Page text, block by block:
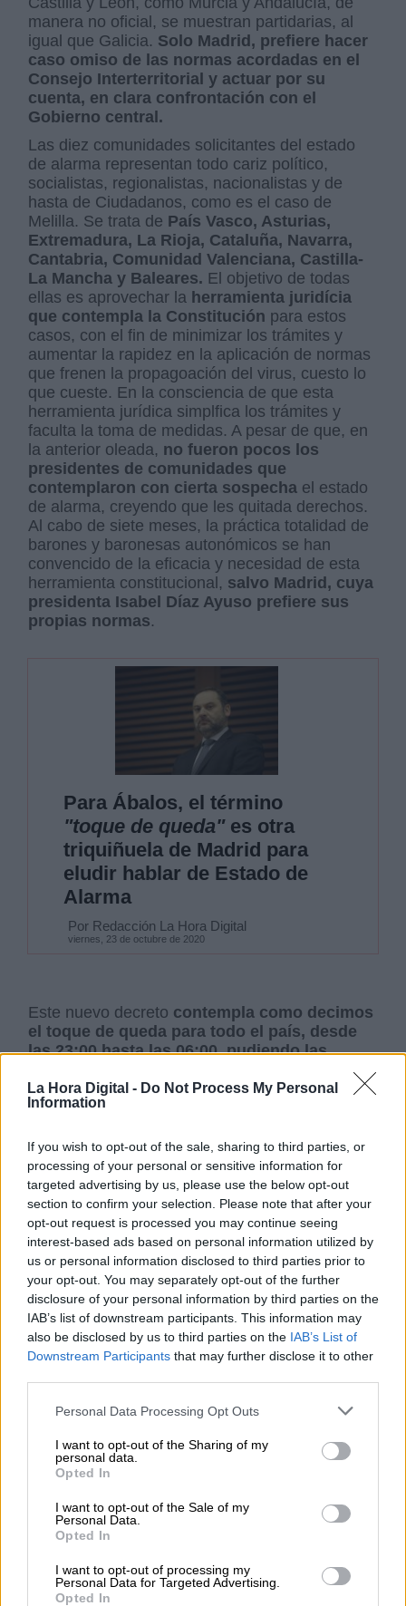
La Hora Digital - Do Not Process My Personal
Information
If you wish to opt-out of the sale, sharing to third parties, or
processing of your personal or sensitive information for
targeted advertising by us, please use the below opt-out
section to confirm your selection. Please note that after your
opt-out request is processed you may continue seeing
interest-based ads based on personal information utilized by
us or personal information disclosed to third parties prior to
your opt-out. You may separately opt-out of the further
disclosure of your personal information by third parties on the
IAB’s list of downstream participants. This information may
also be disclosed by us to third parties on the IAB’s List of
Downstream Participants that may further disclose it to other
Personal Data Processing Opt Outs
I want to opt-out of the Sharing of my
personal data.
Opted In
I want to opt-out of the Sale of my
Personal Data.
Opted In
I want to opt-out of processing my
Personal Data for Targeted Advertising.
Opted In
manera no oficial, se muestran partidarias, al
igual que Galicia. Solo Madrid, prefiere hacer
caso omiso de las normas acordadas en el
Consejo Interterritorial y actuar por su
cuenta, en clara confrontación con el
Gobierno central.
Las diez comunidades solicitantes del estado
de alarma representan todo cariz político,
socialistas, regionalistas, nacionalistas y de
hasta de Ciudadanos, como es el caso de
Melilla. Se trata de País Vasco, Asturias,
Extremadura, La Rioja, Cataluña, Navarra,
Cantabria, Comunidad Valenciana, Castilla-
La Mancha y Baleares. El objetivo de todas
ellas es aprovechar la herramienta juridícia
que contempla la Constitución para estos
casos, con el fin de minimizar los trámites y
aumentar la rapidez en la aplicación de normas
que frenen la propagoación del virus, cuesto lo
que cueste. En la consciencia de que esta
herramienta jurídica simplfica los trámites y
faculta la toma de medidas. A pesar de que, en
la anterior oleada, no fueron pocos los
presidentes de comunidades que
contemplaron con cierta sospecha el estado
de alarma, creyendo que les quitada derechos.
Al cabo de siete meses, la práctica totalidad de
barones y baronesas autonómicos se han
convencido de la eficacia y necesidad de esta
herramienta constitucional, salvo Madrid, cuya
presidenta Isabel Díaz Ayuso prefiere sus
propias normas.
Para Ábalos, el término
"toque de queda"es otra
triquiñuela de Madrid para
eludir hablar de Estado de
Alarma
Por Redacción La Hora Digital
viernes, 23 de octubre de 2020
Este nuevo decreto contempla como decimos
el toque de queda para todo el país, desde
las 23:00 hasta las 06:00, pudiendo las
autonomías alargar incluso más la duración
de este estado. Asegura el Presidente que los
científicos creen que es el mejor mecanismo y
contra la propagación del virus. Sobre todo
para evitar contagios en lasreuniones
familiaresy en la vida de ocio nocturno, dos
de los principales focos quemás preocupan al
jefe del CCAES, Fernando Simón, y su
equipo de científicos que examinan
diariamente todos los parámetros de la
evolución de la pandemia. En cuanto al apoyo
del Partido Popular, elPresidente Sánchez,
vuelve a recordar que la pandemia es una
cuestión de Estado, y que ha hablado de ello
con Pablo Casado.Sobre las decisiones de los
aportados por la comunidad científica, OMS,
acordarán junto con ministerio de Sanidad,
medidas acorde con la evolución de la
Algunos de los presidentes, como
Urkullo, del País Vasco, ya le habían pedido
los populares eran partidarios de que sea en las
comunidades donde lasratios de alerta de